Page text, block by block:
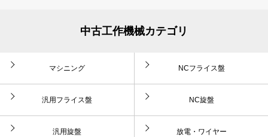
中古工作機械カテゴリ
マシニング NCフライス盤
汎用フライス盤 NC旋盤
汎用旋盤 放電・ワイヤー